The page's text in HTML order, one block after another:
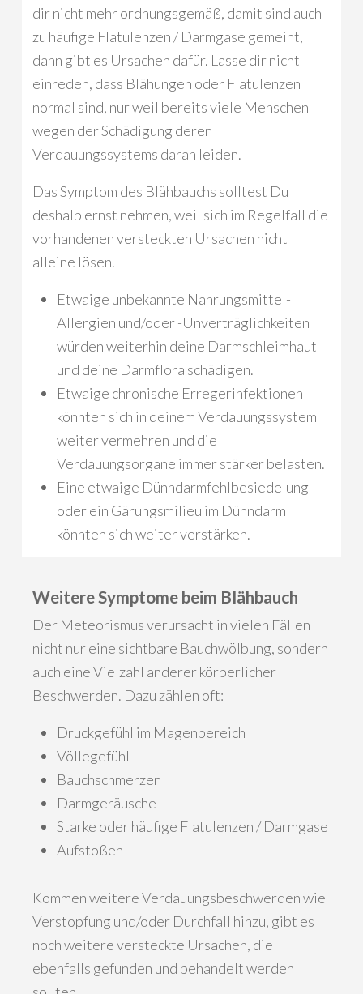
dir nicht mehr ordnungsgemäß, damit sind auch
zu häufige Flatulenzen / Darmgase gemeint,
dann gibt es Ursachen dafür. Lasse dir nicht
einreden, dass Blähungen oder Flatulenzen
normal sind, nur weil bereits viele Menschen
wegen der Schädigung deren
Verdauungssystems daran leiden.
Das Symptom des Blähbauchs solltest Du
deshalb ernst nehmen, weil sich im Regelfall die
vorhandenen versteckten Ursachen nicht
alleine lösen.
Etwaige unbekannte Nahrungsmittel-
Allergien und/oder -Unverträglichkeiten
würden weiterhin deine Darmschleimhaut
und deine Darmflora schädigen.
Etwaige chronische Erregerinfektionen
könnten sich in deinem Verdauungssystem
weiter vermehren und die
Verdauungsorgane immer stärker belasten.
Eine etwaige Dünndarmfehlbesiedelung
oder ein Gärungsmilieu im Dünndarm
könnten sich weiter verstärken.
Weitere Symptome beim Blähbauch
Der Meteorismus verursacht in vielen Fällen
nicht nur eine sichtbare Bauchwölbung, sondern
auch eine Vielzahl anderer körperlicher
Beschwerden. Dazu zählen oft:
Druckgefühl im Magenbereich
Völlegefühl
Bauchschmerzen
Darmgeräusche
Starke oder häufige Flatulenzen / Darmgase
Aufstoßen
Kommen weitere Verdauungsbeschwerden wie
Verstopfung und/oder Durchfall hinzu, gibt es
noch weitere versteckte Ursachen, die
ebenfalls gefunden und behandelt werden